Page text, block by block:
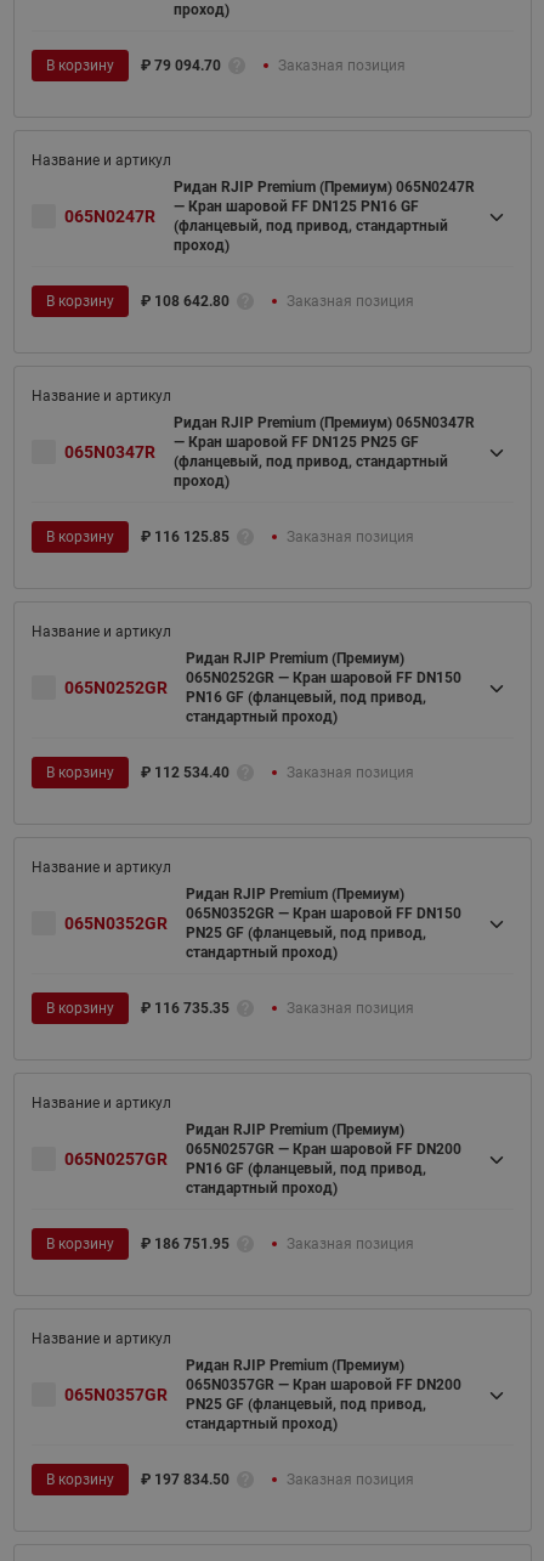
проход)
В корзину ₽ 79 094.70 Заказная позиция
065N0247R
Ридан RJIP Premium (Премиум) 065N0247R
— Кран шаровой FF DN125 PN16 GF
(фланцевый, под привод, стандартный
проход)
В корзину ₽ 108 642.80 Заказная позиция
065N0347R
Ридан RJIP Premium (Премиум) 065N0347R
— Кран шаровой FF DN125 PN25 GF
(фланцевый, под привод, стандартный
проход)
В корзину ₽ 116 125.85 Заказная позиция
065N0252GR
Ридан RJIP Premium (Премиум)
065N0252GR — Кран шаровой FF DN150
PN16 GF (фланцевый, под привод,
стандартный проход)
В корзину ₽ 112 534.40 Заказная позиция
065N0352GR
Ридан RJIP Premium (Премиум)
065N0352GR — Кран шаровой FF DN150
PN25 GF (фланцевый, под привод,
стандартный проход)
В корзину ₽ 116 735.35 Заказная позиция
065N0257GR
Ридан RJIP Premium (Премиум)
065N0257GR — Кран шаровой FF DN200
PN16 GF (фланцевый, под привод,
стандартный проход)
В корзину ₽ 186 751.95 Заказная позиция
065N0357GR
Ридан RJIP Premium (Премиум)
065N0357GR — Кран шаровой FF DN200
PN25 GF (фланцевый, под привод,
стандартный проход)
В корзину ₽ 197 834.50 Заказная позиция